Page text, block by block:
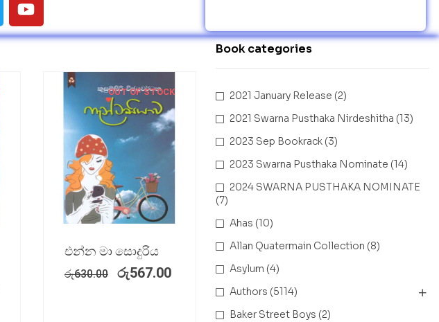
OUT OF STOCK
එන්න මා සොදුරිය
රු630.00 රු567.00
Book categories
2021 January Release (2)
2021 Swarna Pusthaka Nirdeshitha (13)
2023 Sep Bookrack (3)
2023 Swarna Pusthaka Nominate (14)
2024 SWARNA PUSTHAKA NOMINATE
(7)
Ahas (10)
Allan Quatermain Collection (8)
Asylum (4)
Authors (5114)
Baker Street Boys (2)